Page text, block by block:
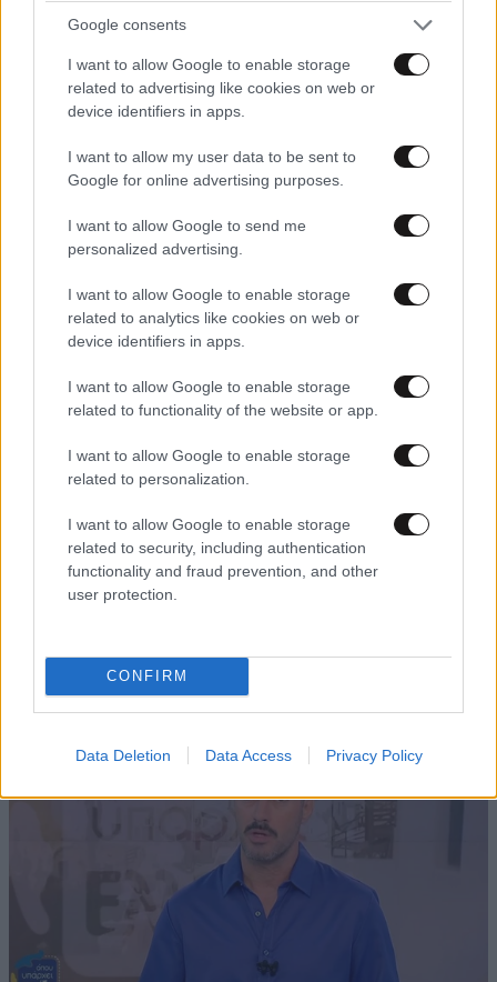
Google consents
I want to allow Google to enable storage
related to advertising like cookies on web or
device identifiers in apps.
I want to allow my user data to be sent to
Google for online advertising purposes.
I want to allow Google to send me
personalized advertising.
I want to allow Google to enable storage
related to analytics like cookies on web or
device identifiers in apps.
I want to allow Google to enable storage
related to functionality of the website or app.
I want to allow Google to enable storage
related to personalization.
I want to allow Google to enable storage
related to security, including authentication
functionality and fraud prevention, and other
user protection.
CONFIRM
Data Deletion Data Access Privacy Policy
Η 23χρονη κόρη τoυ Μάικλ Ντάγκλας και της
Κάθριν Ζέτα Τζόουνς εξελίσσεται στο νέο it-
girl του Χόλιγουντ
μπέρδεμα στη Μαδέρα